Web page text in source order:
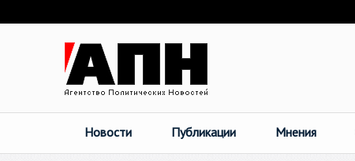
Новости Публикации Мнения